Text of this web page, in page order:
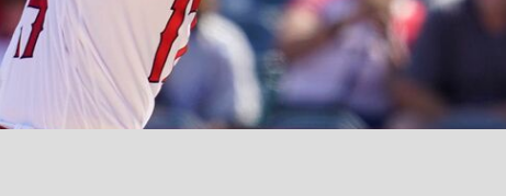
「最悪の空気のまま解散」WBC日本代表“敗戦”の真実 選
私のあのとき、私のいま